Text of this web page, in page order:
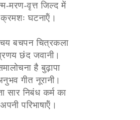
मरण-वृत्त जिल्द में
क्रमशः घटनाऍं।
बचपन चित्रकला
छंद जवानी।
है बुढ़ापा
गीत नूरानी।
सार निबंध कर्म का
अपनी परिभाषाऍं।